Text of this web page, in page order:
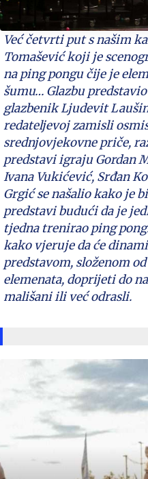
Već četvrti put s našim
Tomašević koji je
na ping pongu čije je
šumu… Glazbu
glazbenik Ljudevit
redateljevoj zamisli
srednjovjekovne priče,
predstavi igraju Gordan
Ivana Vukićević, Srđan
Grgić se našalio kako je
predstavi budući da je
tjedna trenirao ping
kako vjeruje da će
predstavom, složenom
elemenata, doprijeti do
mališani ili već odrasli.